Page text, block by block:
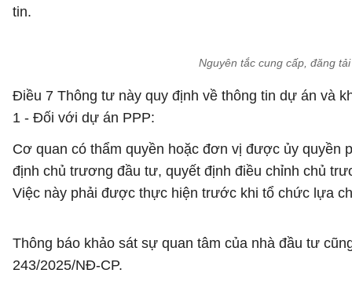
tin.
Nguyên tắc cung cấp, đăng
Điều 7 Thông tư này quy định về thông tin dự án và
1 - Đối với dự án PPP:
Cơ quan có thẩm quyền hoặc đơn vị được ủy quyền
định chủ trương đầu tư, quyết định điều chỉnh chủ
Việc này phải được thực hiện trước khi tổ chức lựa
Thông báo khảo sát sự quan tâm của nhà đầu tư
243/2025/NĐ-CP.